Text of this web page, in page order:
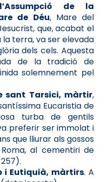
de la
de Déu, Mare del
que, acabat el
la terra, va ser elevada
dels cels. Aquesta
de la tradició de
solemnement pel
sant Tarsici, màrtir,
Eucaristia de
turba de gentils
preferir ser immolat i
que lliurar als gossos
al cementiri de
i Eutiquià, màrtirs. A